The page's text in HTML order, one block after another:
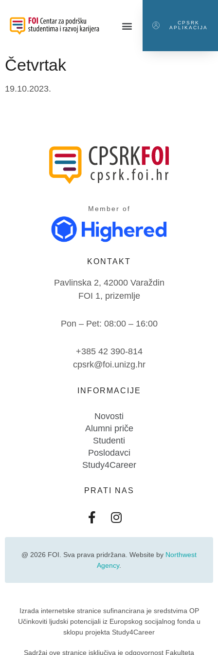
CPSRK
APLIKACIJA
Četvrtak
19.10.2023.
Member of
KONTAKT
Pavlinska 2, 42000 Varaždin
FOI 1, prizemlje
Pon – Pet: 08:00 – 16:00
+385 42 390-814
cpsrk@foi.unizg.hr
INFORMACIJE
Novosti
Alumni priče
Studenti
Poslodavci
Study4Career
PRATI NAS
@ 2026 FOI. Sva prava pridržana. Website by Northwest
Agency.
Izrada internetske stranice sufinancirana je sredstvima OP
Učinkoviti ljudski potencijali iz Europskog socijalnog fonda u
sklopu projekta Study4Career
Sadržaj ove stranice isključiva je odgovornost Fakulteta